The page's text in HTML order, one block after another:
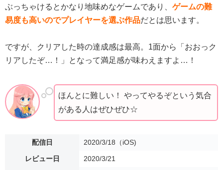
ぶっちゃけるとかなり地味めなゲームであり、 ゲームの難
易度も高いのでプレイヤーを選ぶ作品だとは思います。
ですが、クリアした時の達成感は最高。1面から「おおっク
リアしたぞ…！」となって満足感が味わえますよ…！
ほんとに難しい！ やってやるぞという気合
がある人はぜひぜひ☆
配信日 2020/3/18（iOS)
レビュー日 2020/3/21